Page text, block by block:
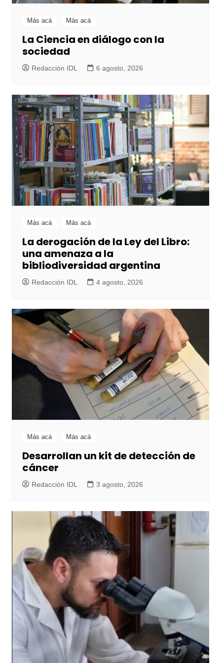
Más acá Más acá
La Ciencia en diálogo con la
sociedad
Redacción IDL 6 agosto, 2026
Más acá Más acá
La derogación de la Ley del Libro:
una amenaza a la
bibliodiversidad argentina
Redacción IDL 4 agosto, 2026
Más acá Más acá
Desarrollan un kit de detección de
cáncer
Redacción IDL 3 agosto, 2026